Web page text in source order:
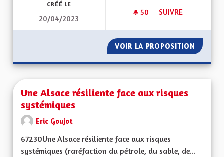
CRÉÉ LE
20/04/2023
50 50 ABONNÉS
SUIVRE
VOIR LA PROPOSITION UNE
Une Alsace résiliente face aux risques
systémiques
Eric Goujot
67230Une Alsace résiliente face aux risques
systémiques (raréfaction du pétrole, du sable, de...